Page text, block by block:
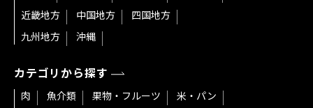
近畿地方
中国地方
四国地方
九州地方
沖縄
カテゴリから探す
肉 魚介類 果物・フルーツ
米・パン